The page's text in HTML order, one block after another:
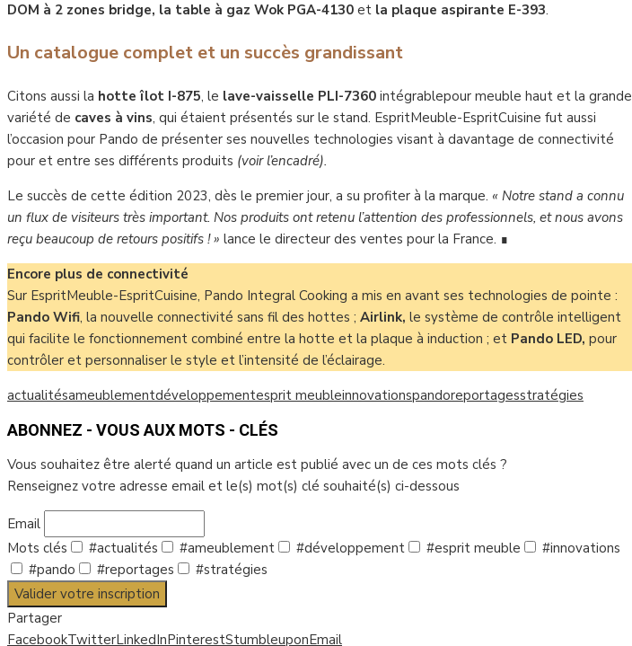
DOM à 2 zones bridge, la table à gaz Wok PGA-4130 et la plaque aspirante E-393.
Un catalogue complet et un succès grandissant
Citons aussi la hotte îlot I-875, le lave-vaisselle PLI-7360 intégrablepour meuble haut et la grande
variété de caves à vins, qui étaient présentés sur le stand. EspritMeuble-EspritCuisine fut aussi
l’occasion pour Pando de présenter ses nouvelles technologies visant à davantage de connectivité
pour et entre ses différents produits (voir l’encadré).
Le succès de cette édition 2023, dès le premier jour, a su profiter à la marque. « Notre stand a connu
un flux de visiteurs très important. Nos produits ont retenu l’attention des professionnels, et nous avons
reçu beaucoup de retours positifs ! » lance le directeur des ventes pour la France. ∎
Encore plus de connectivité
Sur EspritMeuble-EspritCuisine, Pando Integral Cooking a mis en avant ses technologies de pointe :
Pando Wifi, la nouvelle connectivité sans fil des hottes ; Airlink, le système de contrôle intelligent
qui facilite le fonctionnement combiné entre la hotte et la plaque à induction ; et Pando LED, pour
contrôler et personnaliser le style et l’intensité de l’éclairage.
actualitésameublementdéveloppementesprit meubleinnovationspandoreportagesstratégies
ABONNEZ - VOUS AUX MOTS - CLÉS
Vous souhaitez être alerté quand un article est publié avec un de ces mots clés ?
Renseignez votre adresse email et le(s) mot(s) clé souhaité(s) ci-dessous
Email
Mots clés
#actualités #ameublement #développement #esprit meuble
#innovations
#pando
#reportages
#stratégies
Valider votre inscription
Partager
FacebookTwitterLinkedInPinterestStumbleuponEmail